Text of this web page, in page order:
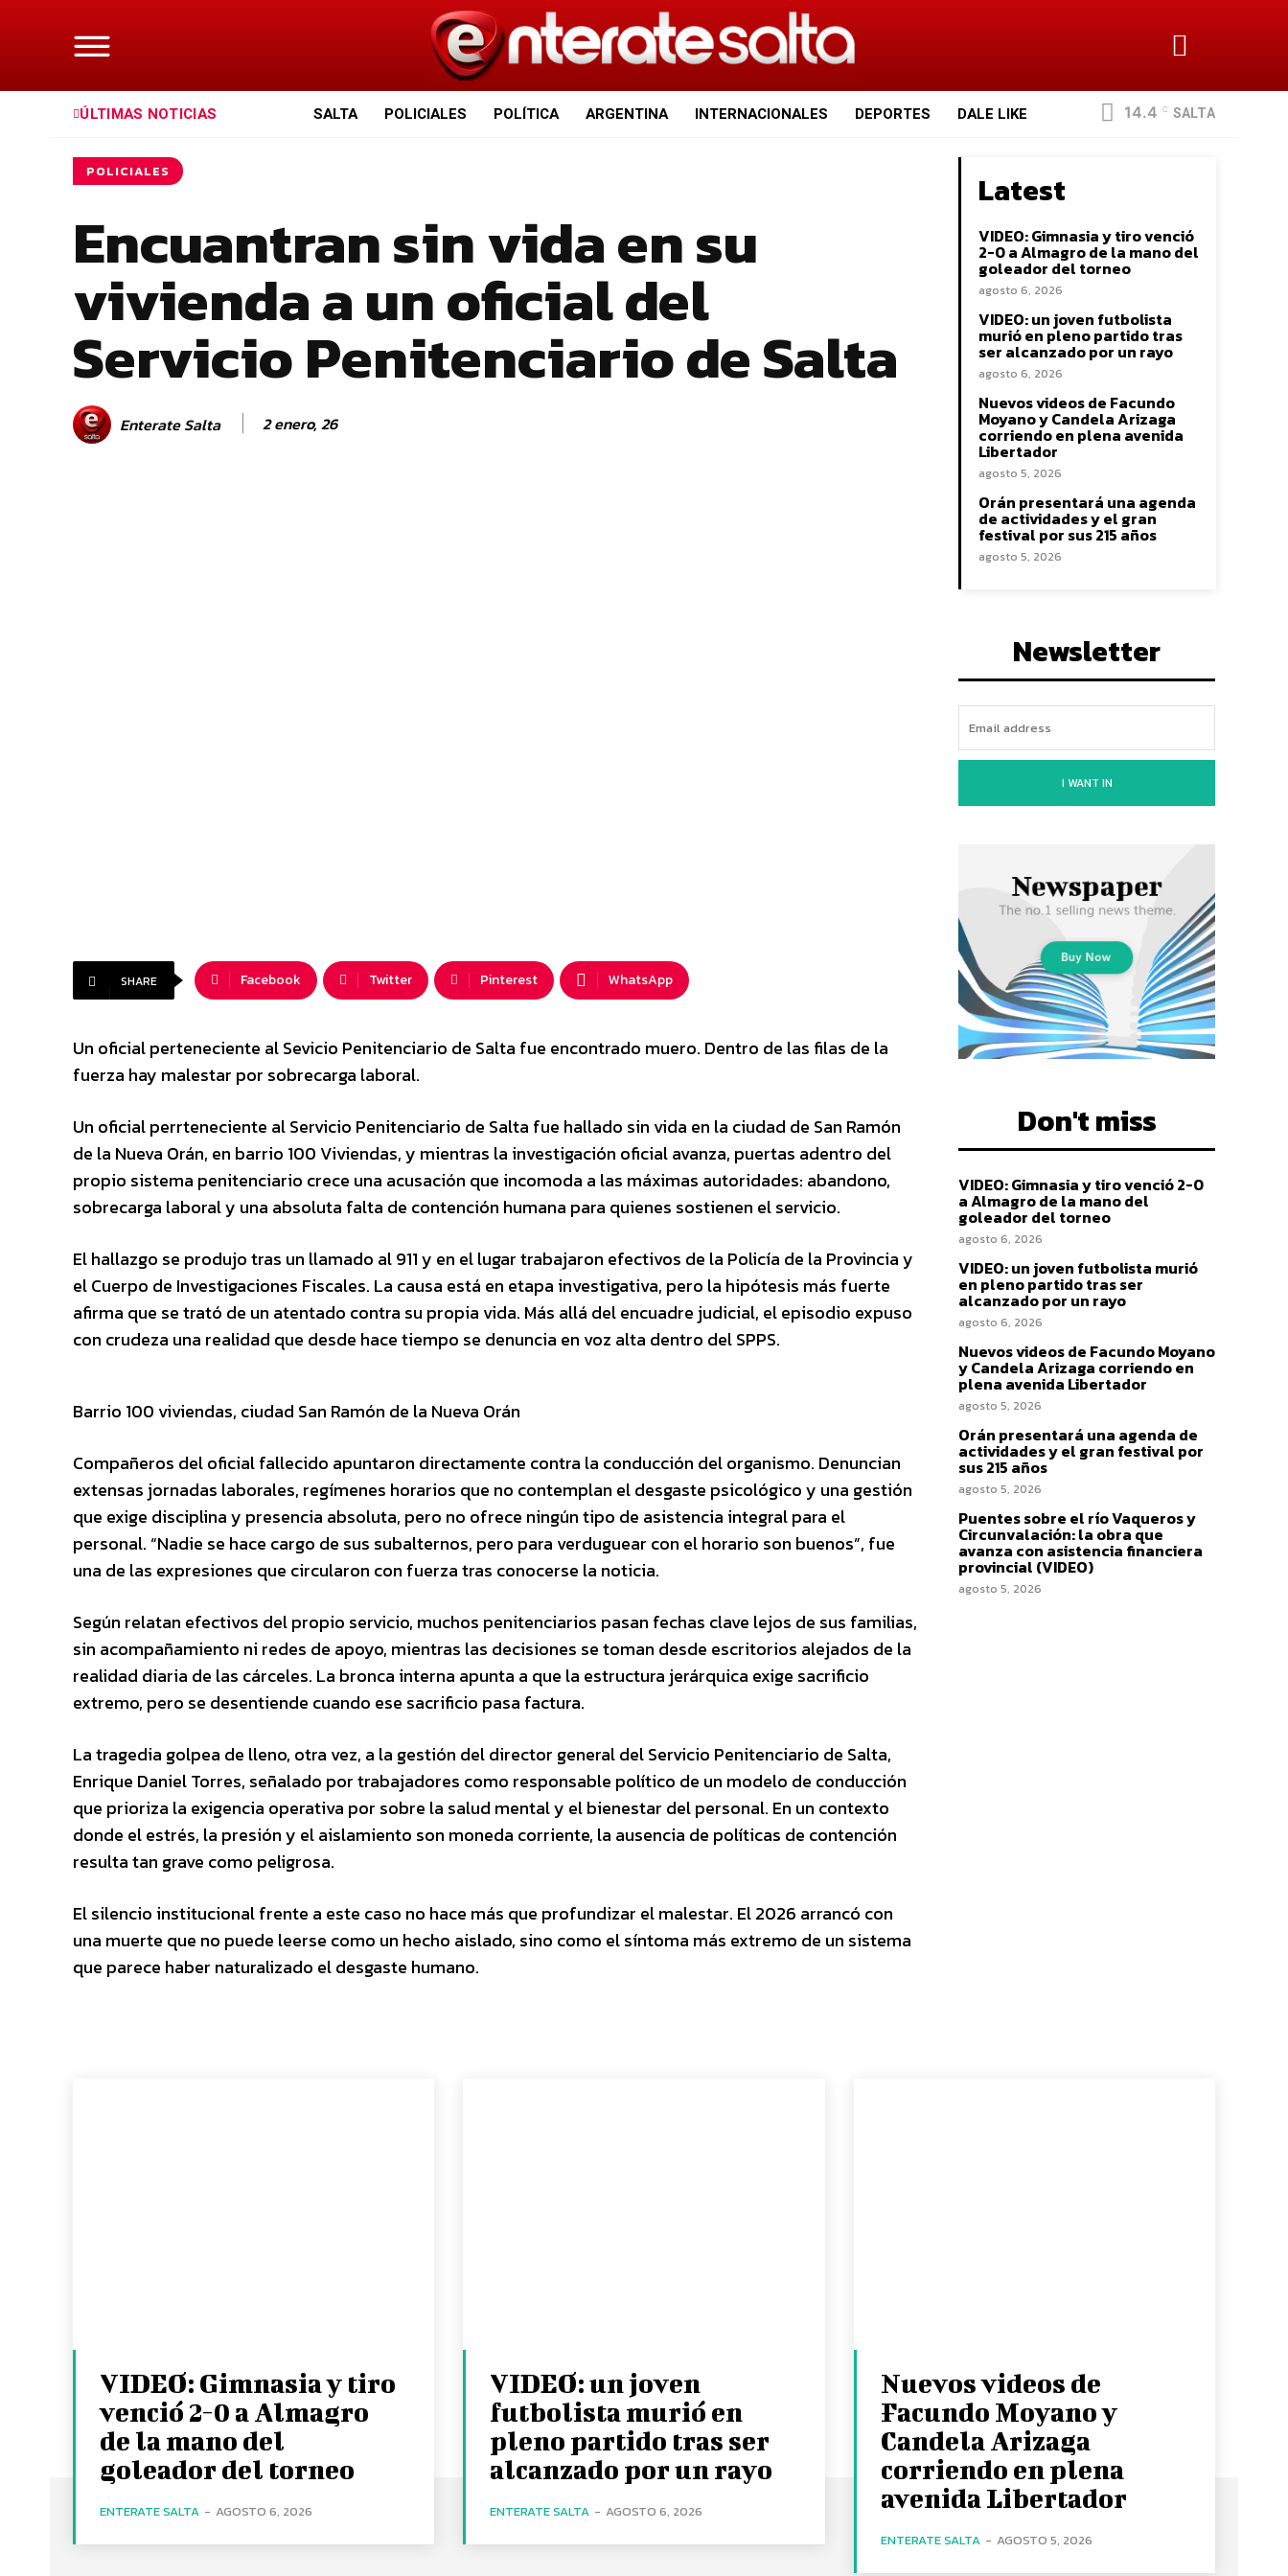
ÚLTIMAS NOTICIAS SALTA POLICIALES POLÍTICA ARGENTINA INTERNACIONALES DEPORTES DALE LIKE 14.4 C SALTA
POLICIALES
Encuantran sin vida en su
vivienda a un oficial del
Servicio Penitenciario de Salta
Enterate Salta 2 enero, 26
SHARE Facebook Twitter Pinterest WhatsApp
Un oficial perteneciente al Sevicio Penitenciario de Salta fue encontrado muero. Dentro de las filas de la
fuerza hay malestar por sobrecarga laboral.
Un oficial perrteneciente al Servicio Penitenciario de Salta fue hallado sin vida en la ciudad de San Ramón
de la Nueva Orán, en barrio 100 Viviendas, y mientras la investigación oficial avanza, puertas adentro del
propio sistema penitenciario crece una acusación que incomoda a las máximas autoridades: abandono,
sobrecarga laboral y una absoluta falta de contención humana para quienes sostienen el servicio.
El hallazgo se produjo tras un llamado al 911 y en el lugar trabajaron efectivos de la Policía de la Provincia y
el Cuerpo de Investigaciones Fiscales. La causa está en etapa investigativa, pero la hipótesis más fuerte
afirma que se trató de un atentado contra su propia vida. Más allá del encuadre judicial, el episodio expuso
con crudeza una realidad que desde hace tiempo se denuncia en voz alta dentro del SPPS.
Barrio 100 viviendas, ciudad San Ramón de la Nueva Orán
Compañeros del oficial fallecido apuntaron directamente contra la conducción del organismo. Denuncian
extensas jornadas laborales, regímenes horarios que no contemplan el desgaste psicológico y una gestión
que exige disciplina y presencia absoluta, pero no ofrece ningún tipo de asistencia integral para el
personal. “Nadie se hace cargo de sus subalternos, pero para verduguear con el horario son buenos”, fue
una de las expresiones que circularon con fuerza tras conocerse la noticia.
Según relatan efectivos del propio servicio, muchos penitenciarios pasan fechas clave lejos de sus familias,
sin acompañamiento ni redes de apoyo, mientras las decisiones se toman desde escritorios alejados de la
realidad diaria de las cárceles. La bronca interna apunta a que la estructura jerárquica exige sacrificio
extremo, pero se desentiende cuando ese sacrificio pasa factura.
La tragedia golpea de lleno, otra vez, a la gestión del director general del Servicio Penitenciario de Salta,
Enrique Daniel Torres, señalado por trabajadores como responsable político de un modelo de conducción
que prioriza la exigencia operativa por sobre la salud mental y el bienestar del personal. En un contexto
donde el estrés, la presión y el aislamiento son moneda corriente, la ausencia de políticas de contención
resulta tan grave como peligrosa.
El silencio institucional frente a este caso no hace más que profundizar el malestar. El 2026 arrancó con
una muerte que no puede leerse como un hecho aislado, sino como el síntoma más extremo de un sistema
que parece haber naturalizado el desgaste humano.
Latest
VIDEO: Gimnasia y tiro venció
2-0 a Almagro de la mano del
goleador del torneo
agosto 6, 2026
VIDEO: un joven futbolista
murió en pleno partido tras
ser alcanzado por un rayo
agosto 6, 2026
Nuevos videos de Facundo
Moyano y Candela Arizaga
corriendo en plena avenida
Libertador
agosto 5, 2026
Orán presentará una agenda
de actividades y el gran
festival por sus 215 años
agosto 5, 2026
Newsletter
I WANT IN
Don't miss
VIDEO: Gimnasia y tiro venció 2-0
a Almagro de la mano del
goleador del torneo
agosto 6, 2026
VIDEO: un joven futbolista murió
en pleno partido tras ser
alcanzado por un rayo
agosto 6, 2026
Nuevos videos de Facundo Moyano
y Candela Arizaga corriendo en
plena avenida Libertador
agosto 5, 2026
Orán presentará una agenda de
actividades y el gran festival por
sus 215 años
agosto 5, 2026
Puentes sobre el río Vaqueros y
Circunvalación: la obra que
avanza con asistencia financiera
provincial (VIDEO)
agosto 5, 2026
VIDEO: Gimnasia y tiro
venció 2-0 a Almagro
de la mano del
goleador del torneo
ENTERATE SALTA - AGOSTO 6, 2026
VIDEO: un joven
futbolista murió en
pleno partido tras ser
alcanzado por un rayo
ENTERATE SALTA - AGOSTO 6, 2026
Nuevos videos de
Facundo Moyano y
Candela Arizaga
corriendo en plena
avenida Libertador
ENTERATE SALTA - AGOSTO 5, 2026